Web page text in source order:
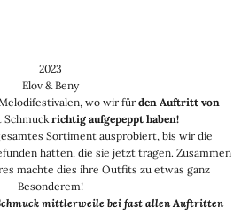
2023
Elov & Beny
wo wir fürden Auftritt von
Schmuck richtig aufgepeppt haben!
Sortiment ausprobiert, bis wir die
hatten, die sie jetzt tragen. Zusammen
machte dies ihre Outfits zu etwas ganz
Besonderem!
mittlerweile bei fast allen Auftritten